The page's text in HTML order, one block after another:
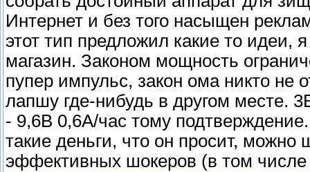
Интернет и без того насыщен
этот тип предложил какие то идеи,
магазин. Законом мощность
пупер импульс, закон ома никто не
лапшу где-нибудь в другом месте.
- 9,6В 0,6А/час тому
такие деньги, что он просит, можно
эффективных шокеров (в том